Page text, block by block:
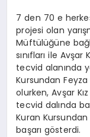
7 den 70 e
projesi olan
Müftülüğüne
sınıfları ile
tecvid alanında
Kursundan Feyza
olurken, Avşar
tecvid dalında
Kuran Kursundan
başarı gösterdi.